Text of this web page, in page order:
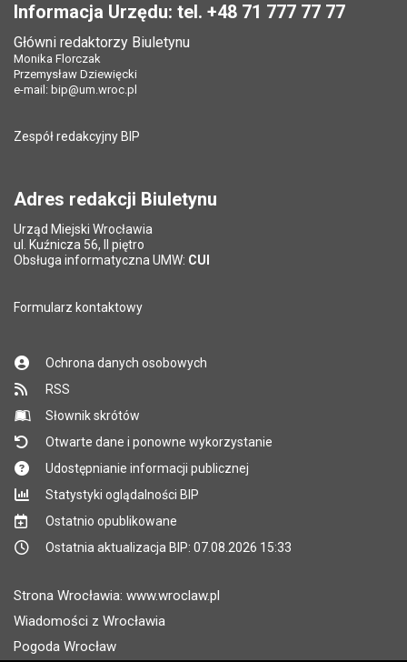
Informacja Urzędu: tel. +48 71 777 77 77
Główni redaktorzy Biuletynu
Monika Florczak
Przemysław Dziewięcki
e-mail: bip@um.wroc.pl
Zespół redakcyjny BIP
Adres redakcji Biuletynu
Urząd Miejski Wrocławia
ul. Kuźnicza 56, II piętro
Obsługa informatyczna UMW: CUI
Formularz kontaktowy
Ochrona danych osobowych
RSS
Słownik skrótów
Otwarte dane i ponowne wykorzystanie
Udostępnianie informacji publicznej
Statystyki oglądalności BIP
Ostatnio opublikowane
Ostatnia aktualizacja BIP: 07.08.2026 15:33
Strona Wrocławia: www.wroclaw.pl
Wiadomości z Wrocławia
Pogoda Wrocław